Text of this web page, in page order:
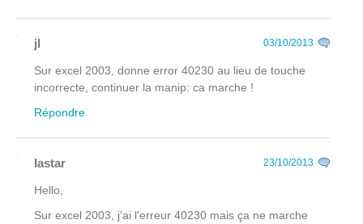
jl 03/10/2013
Sur excel 2003, donne error 40230 au lieu de touche
incorrecte, continuer la manip: ca marche !
Répondre
lastar 23/10/2013
Hello,
Sur excel 2003, j'ai l'erreur 40230 mais ça ne marche